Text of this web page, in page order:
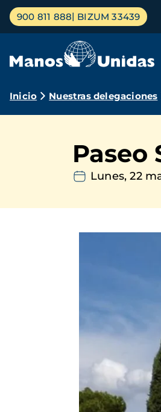
Pasar
contenido
Menú
principal
900 811 888 BIZUM 33439
Ruta
navegación
Inicio Nuestras delegaciones
Paseo
Lunes, 22